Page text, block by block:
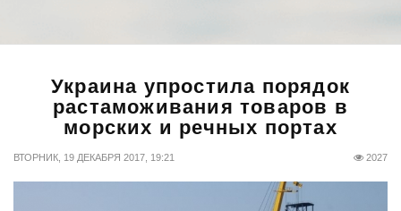
Украина упростила порядок
растаможивания товаров в
морских и речных портах
ВТОРНИК, 19 ДЕКАБРЯ 2017, 19:21 2027